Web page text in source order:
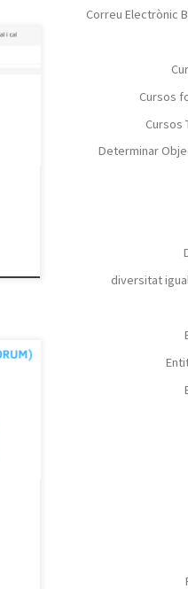
Correu Electrònic
Cursos
Cursos
Determinar
diversitat